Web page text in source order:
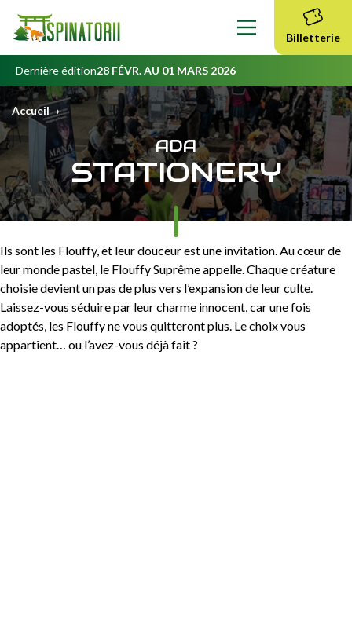
principal
Billetterie
Dernière édition28 FÉVR. AU 01 MARS 2026
Accueil ›
ADA
STATIONERY
Ils sont les Flouffy, et leur douceur est une invitation. Au cœur de
leur monde pastel, le Flouffy Suprême appelle. Chaque créature
choisie devient un pas de plus vers l’expansion de leur culte.
Laissez-vous séduire par leur charme innocent, car une fois
adoptés, les Flouffy ne vous quitteront plus. Le choix vous
appartient… ou l’avez-vous déjà fait ?